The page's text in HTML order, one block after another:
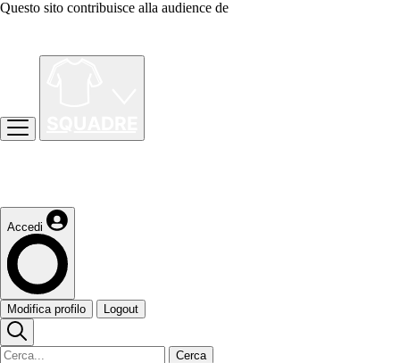
Questo sito contribuisce alla audience de
Accedi
Modifica profilo Logout
Cerca